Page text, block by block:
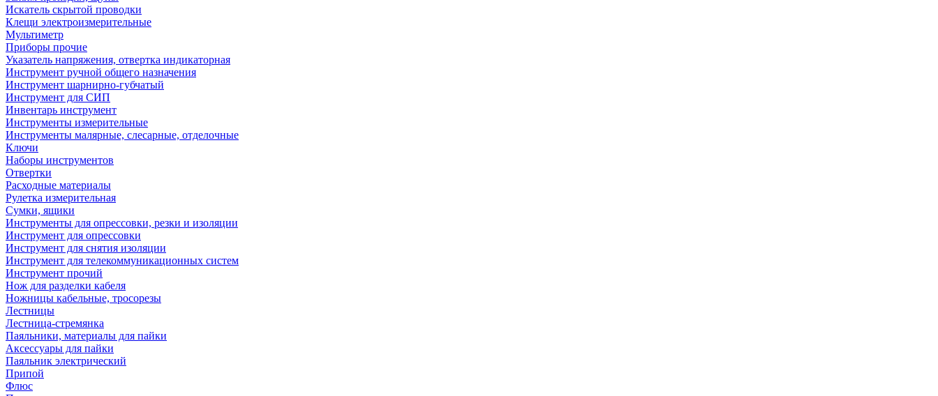
Искатель скрытой проводки
Клещи электроизмерительные
Мультиметр
Приборы прочие
Указатель напряжения, отвертка индикаторная
Инструмент ручной общего назначения
Инструмент шарнирно-губчатый
Инструмент для СИП
Инвентарь инструмент
Инструменты измерительные
Инструменты малярные, слесарные, отделочные
Ключи
Наборы инструментов
Отвертки
Расходные материалы
Рулетка измерительная
Сумки, ящики
Инструменты для опрессовки, резки и изоляции
Инструмент для опрессовки
Инструмент для снятия изоляции
Инструмент для телекоммуникационных систем
Инструмент прочий
Нож для разделки кабеля
Ножницы кабельные, тросорезы
Лестницы
Лестница-стремянка
Паяльники, материалы для пайки
Аксессуары для пайки
Паяльник электрический
Припой
Флюс